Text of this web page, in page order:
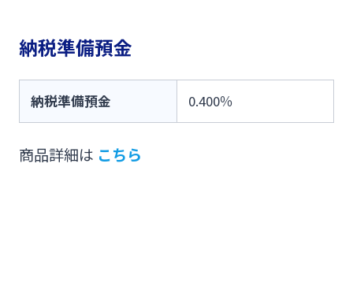
納税準備預金
納税準備預金 0.400％
商品詳細は こちら